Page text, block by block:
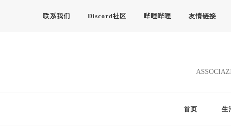
联系我们 Discord社区 哔哩哔哩 友情链接
首页 生